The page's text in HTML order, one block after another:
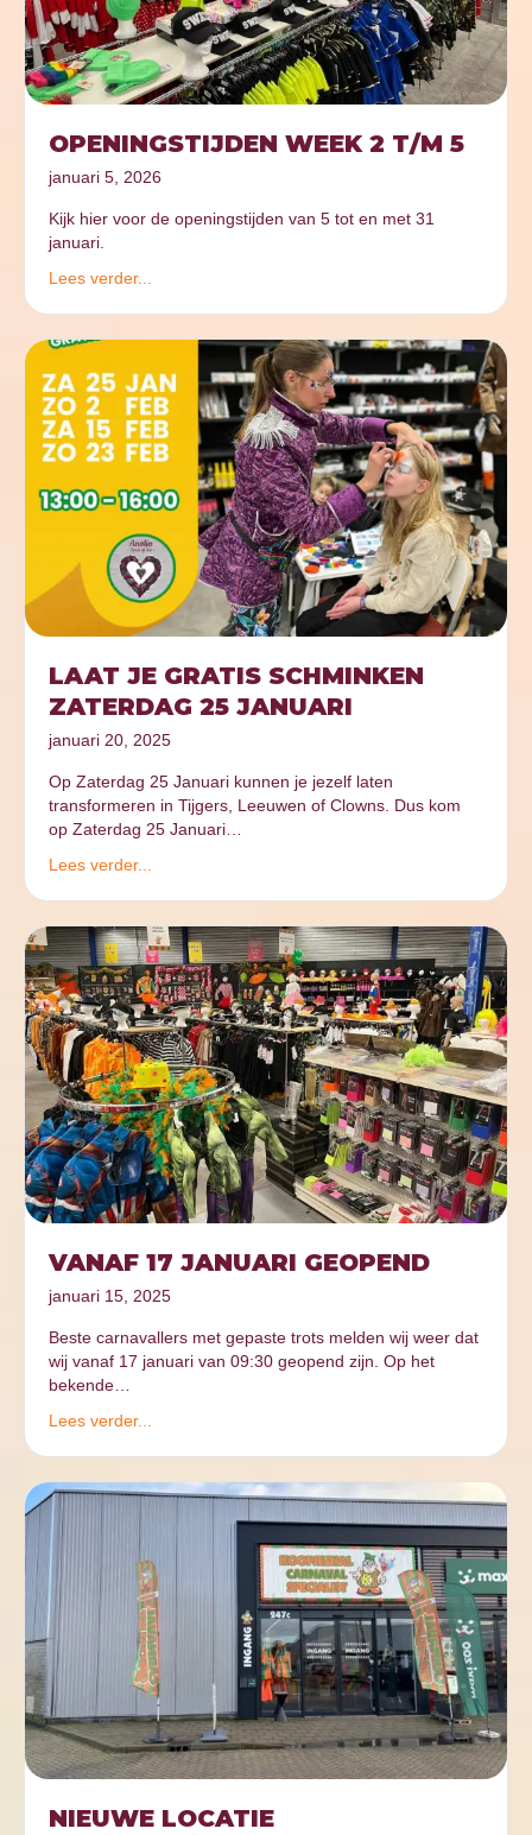
OPENINGSTIJDEN WEEK 2 T/M 5
januari 5, 2026
Kijk hier voor de openingstijden van 5 tot en met 31
januari.
Lees verder...
LAAT JE GRATIS SCHMINKEN
ZATERDAG 25 JANUARI
januari 20, 2025
Op Zaterdag 25 Januari kunnen je jezelf laten
transformeren in Tijgers, Leeuwen of Clowns. Dus kom
op Zaterdag 25 Januari…
Lees verder...
VANAF 17 JANUARI GEOPEND
januari 15, 2025
Beste carnavallers met gepaste trots melden wij weer dat
wij vanaf 17 januari van 09:30 geopend zijn. Op het
bekende…
Lees verder...
NIEUWE LOCATIE